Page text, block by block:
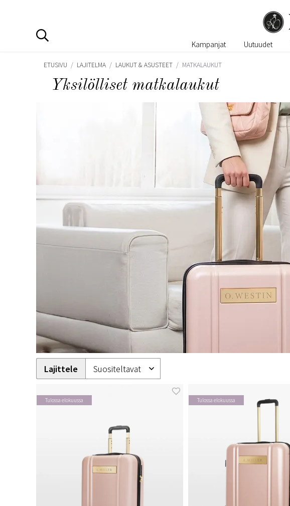
Kampanjat Uutuudet
ETUSIVU / LAJITELMA / LAUKUT & ASUSTEET / MATKALAUKUT
Yksilölliset matkalaukut
Lajittele
Tulossa elokuussa Tulossa elokuussa